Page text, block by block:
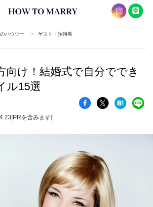
ハウツー > ゲスト・招待客
向け！結婚式で自分ででき
ル15選
[PRを含みます]